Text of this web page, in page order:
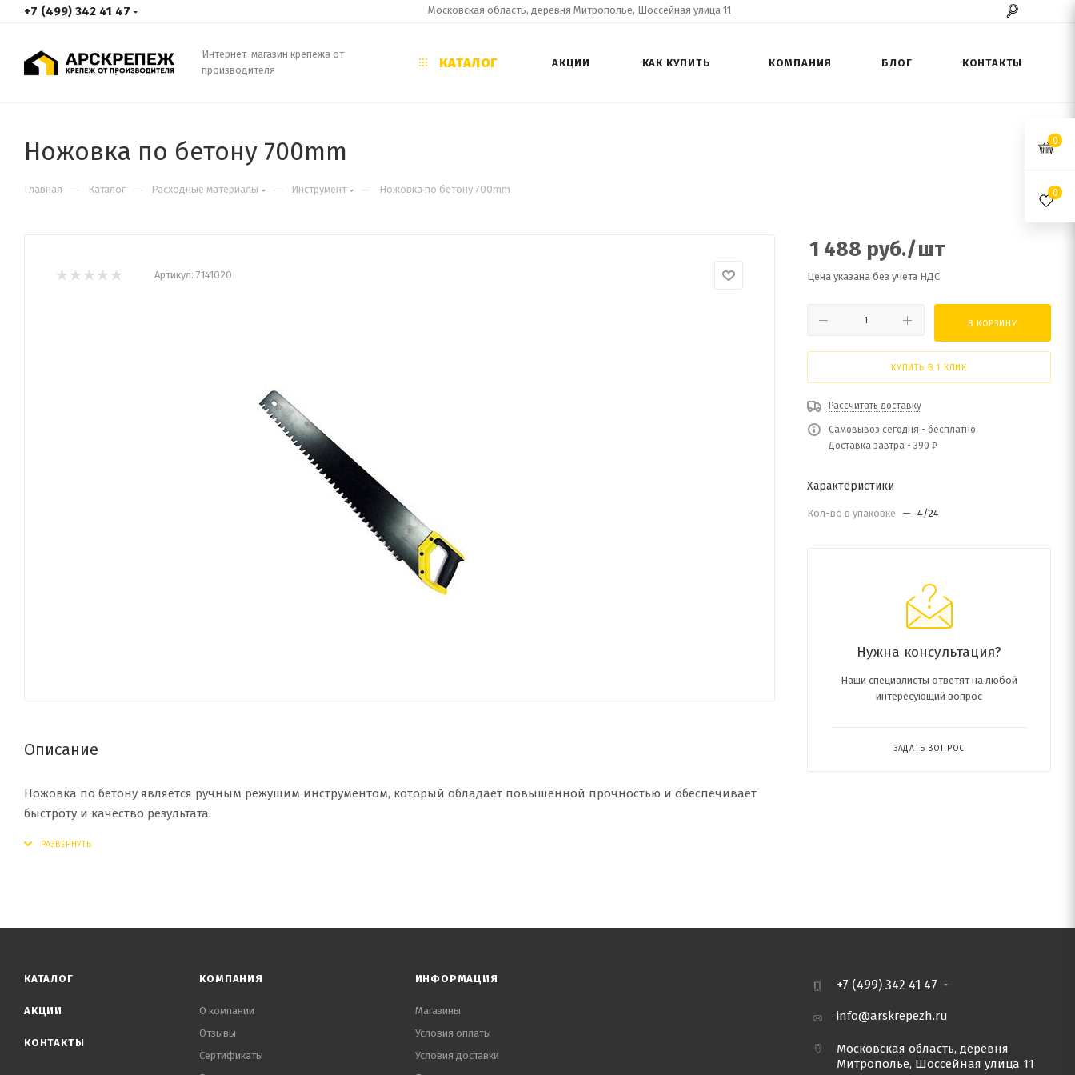
+7 (499) 342 41 47 Московская область, деревня Митрополье, Шоссейная улица 11
Интернет-магазин крепежа от
производителя
КАТАЛОГ АКЦИИ КАК КУПИТЬ КОМПАНИЯ БЛОГ КОНТАКТЫ
Ножовка по бетону 700mm
Главная — Каталог — Расходные материалы — Инструмент — Ножовка по бетону 700mm
Артикул: 7141020
Описание
Ножовка по бетону является ручным режущим инструментом, который обладает повышенной прочностью и обеспечивает
быстроту и качество результата.
1 488 руб./шт
Цена указана без учета НДС
В КОРЗИНУ
КУПИТЬ В 1 КЛИК
Рассчитать доставку
Самовывоз сегодня - бесплатно
Доставка завтра - 390 ₽
Характеристики
Кол-во в упаковке — 4/24
Нужна консультация?
Наши специалисты ответят на любой
интересующий вопрос
ЗАДАТЬ ВОПРОС
КАТАЛОГ
АКЦИИ
КОНТАКТЫ
КОМПАНИЯ
О компании
Отзывы
Сертификаты
ИНФОРМАЦИЯ
Магазины
Условия оплаты
Условия доставки
+7 (499) 342 41 47
info@arskrepezh.ru
Московская область, деревня
Митрополье, Шоссейная улица 11
0
0